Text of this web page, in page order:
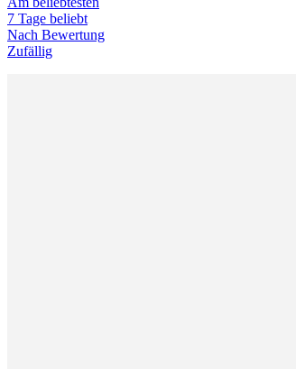
7 Tage beliebt
Nach Bewertung
Zufällig